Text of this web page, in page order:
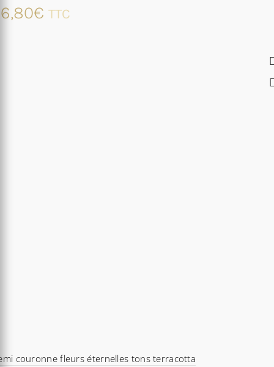
€ TTC
couronne fleurs éternelles tons terracotta